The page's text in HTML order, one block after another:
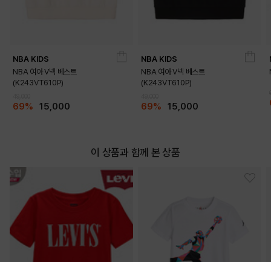
NBA KIDS
NBA 여아 V넥 베스트
(K243VT610P)
69% 15,000
NBA KIDS
NBA 여아 V넥 베스트
(K243VT610P)
69% 15,000
이 상품과 함께 본 상품